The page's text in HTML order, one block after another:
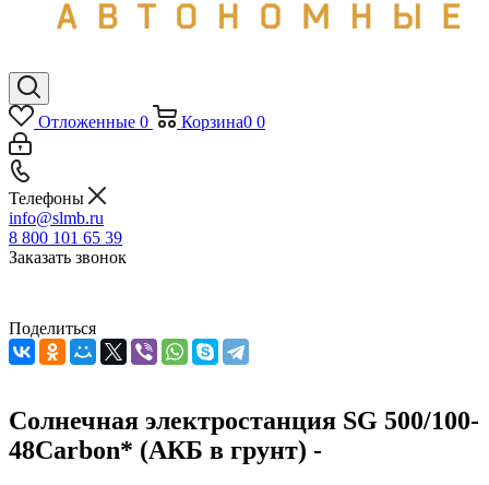
Отложенные 0 Корзина0 0
Телефоны
info@slmb.ru
8 800 101 65 39
Заказать звонок
Поделиться
Солнечная электростанция SG 500/100-
48Carbon* (АКБ в грунт) -